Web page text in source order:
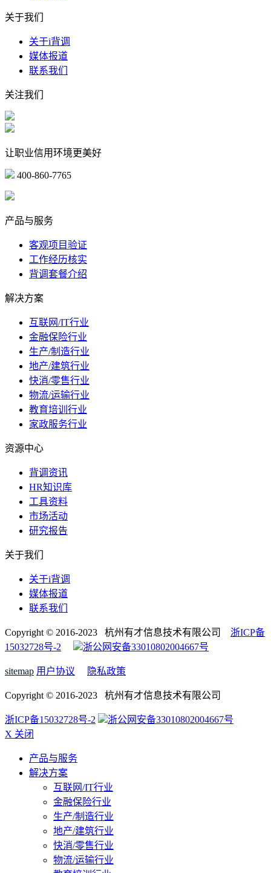
关于我们
关于i背调
媒体报道
联系我们
关注我们
让职业信用环境更美好
400-860-7765
产品与服务
客观项目验证
工作经历核实
背调套餐介绍
解决方案
互联网/IT行业
金融保险行业
生产/制造行业
地产/建筑行业
快消/零售行业
物流/运输行业
教育培训行业
家政服务行业
资源中心
背调资讯
HR知识库
工具资料
市场活动
研究报告
关于我们
关于i背调
媒体报道
联系我们
Copyright © 2016-2023 杭州有才信息技术有限公司 浙ICP备
15032728号-2
浙公网安备33010802004667号
sitemap 用户协议 隐私政策
Copyright © 2016-2023 杭州有才信息技术有限公司
浙ICP备15032728号-2
浙公网安备33010802004667号
X 关闭
产品与服务
解决方案
互联网/IT行业
金融保险行业
生产/制造行业
地产/建筑行业
快消/零售行业
物流/运输行业